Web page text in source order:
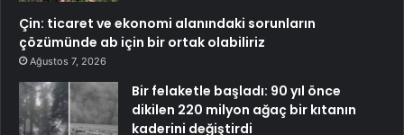
Çin: ticaret ve ekonomi alanındaki sorunların
çözümünde ab için bir ortak olabiliriz
Ağustos 7, 2026
Bir felaketle başladı: 90 yıl önce
dikilen 220 milyon ağaç bir kıtanın
kaderini değiştirdi